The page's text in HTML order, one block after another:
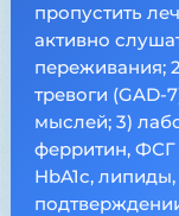
пропустить
активно
переживания;
тревоги (GAD-
мыслей; 3)
ферритин, ФСГ
HbA1c,